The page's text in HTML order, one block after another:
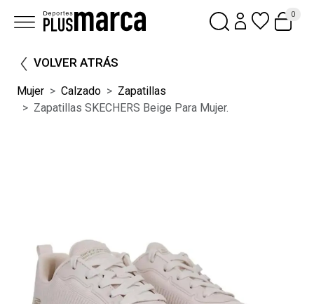
0
VOLVER ATRÁS
Mujer Calzado
Zapatillas
Zapatillas SKECHERS Beige Para Mujer.